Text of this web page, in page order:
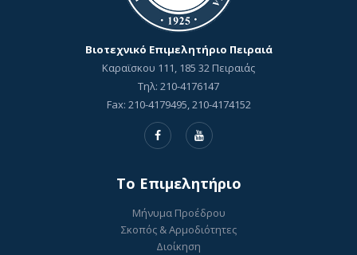
Βιοτεχνικό Επιμελητήριο Πειραιά
Καραϊσκου 111, 185 32 Πειραιάς
Τηλ: 210-4176147
Fax: 210-4179495, 210-4174152
To Επιμελητήριο
Μήνυμα Προέδρου
Σκοπός & Αρμοδιότητες
Διοίκηση